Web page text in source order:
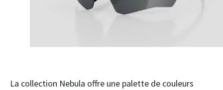
La collection Nebula offre une palette de couleurs